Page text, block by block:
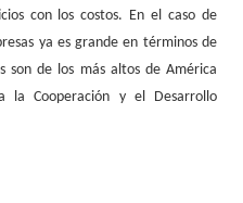
con los costos. En el caso de
ya es grande en términos de
son de los más altos de América
la Cooperación y el Desarrollo